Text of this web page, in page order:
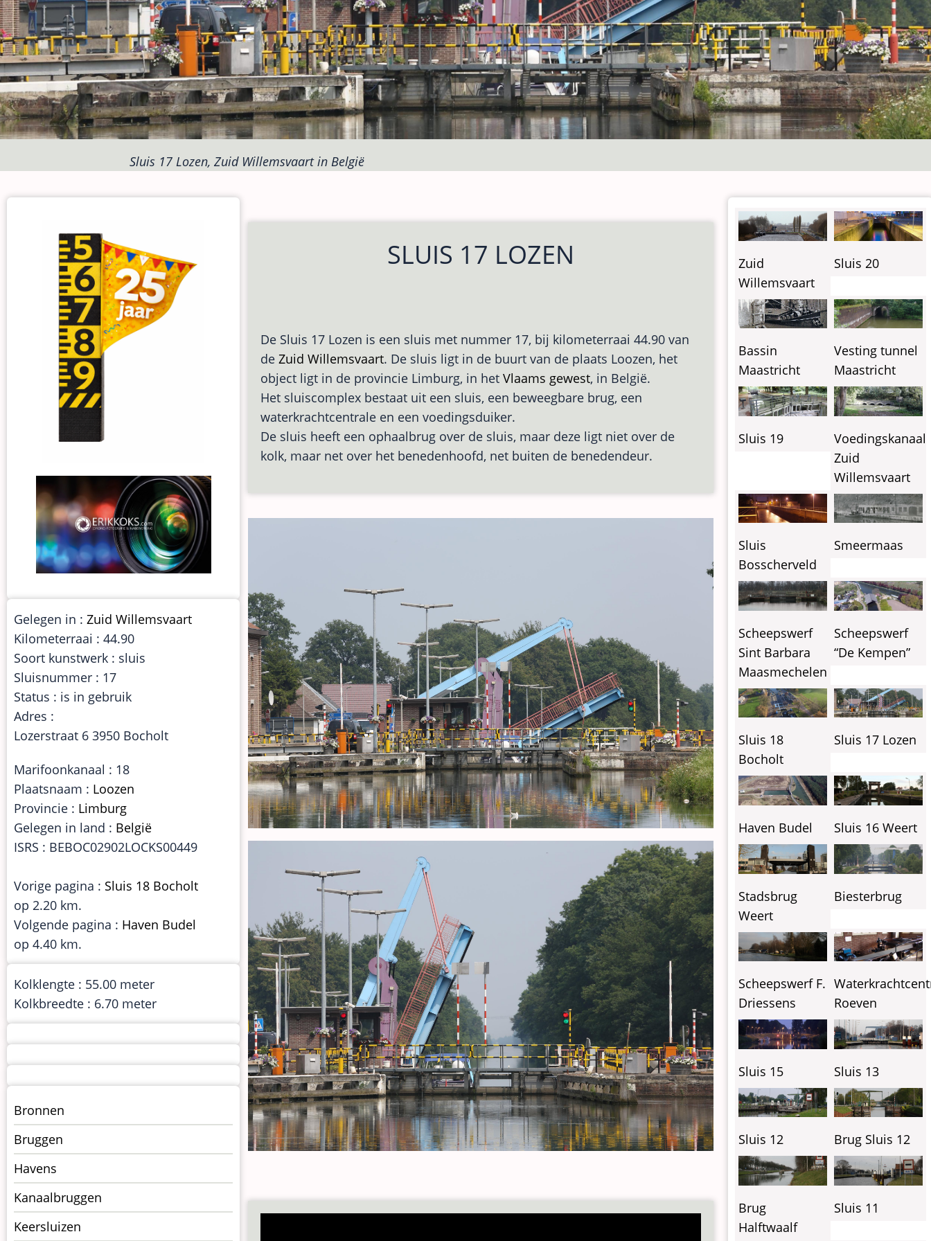
Sluis 17 Lozen, Zuid Willemsvaart in België
SLUIS 17 LOZEN
De Sluis 17 Lozen is een sluis met nummer 17, bij kilometerraai 44.90 van
de Zuid Willemsvaart. De sluis ligt in de buurt van de plaats Loozen, het
object ligt in de provincie Limburg, in het Vlaams gewest, in België.
Het sluiscomplex bestaat uit een sluis, een beweegbare brug, een
waterkrachtcentrale en een voedingsduiker.
De sluis heeft een ophaalbrug over de sluis, maar deze ligt niet over de
kolk, maar net over het benedenhoofd, net buiten de benedendeur.
Gelegen in : Zuid Willemsvaart
Kilometerraai : 44.90
Soort kunstwerk : sluis
Sluisnummer : 17
Status : is in gebruik
Adres :
Lozerstraat 6 3950 Bocholt
Marifoonkanaal : 18
Plaatsnaam : Loozen
Provincie : Limburg
Gelegen in land : België
ISRS : BEBOC02902LOCKS00449
Vorige pagina : Sluis 18 Bocholt
op 2.20 km.
Volgende pagina : Haven Budel
op 4.40 km.
Kolklengte : 55.00 meter
Kolkbreedte : 6.70 meter
Menu
kunstwerken
op
kunstwerkpagina
Bronnen
Bruggen
Havens
Kanaalbruggen
Keersluizen
Zuid
Willemsvaart
Sluis 20
Bassin
Maastricht
Vesting tunnel
Maastricht
Sluis 19
Voedingskanaal
Zuid
Willemsvaart
Sluis
Bosscherveld
Smeermaas
Scheepswerf
Sint Barbara
Maasmechelen
Scheepswerf
“De Kempen”
Sluis 18
Bocholt
Sluis 17 Lozen
Haven Budel Sluis 16 Weert
Stadsbrug
Weert
Biesterbrug
Scheepswerf F.
Driessens
Roeven
Sluis 15 Sluis 13
Sluis 12 Brug Sluis 12
Brug
Halftwaalf
Sluis 11